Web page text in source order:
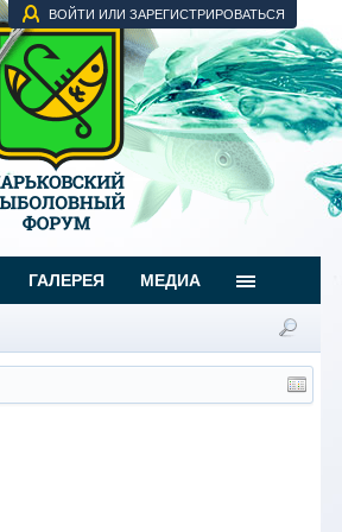
ВОЙТИ ИЛИ ЗАРЕГИСТРИРОВАТЬСЯ
ГАЛЕРЕЯ МЕДИА